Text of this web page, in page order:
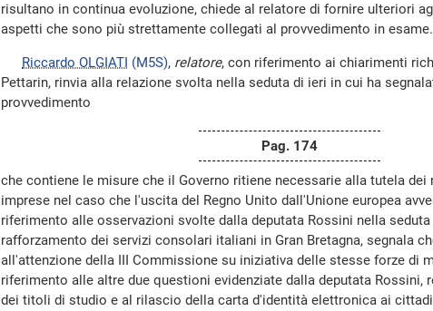
risultano in continua evoluzione, chiede al relatore di fornire ulteriori
aspetti che sono più strettamente collegati al provvedimento in esame.
Riccardo OLGIATI (M5S), relatore, con riferimento ai chiarimenti
Pettarin, rinvia alla relazione svolta nella seduta di ieri in cui ha
provvedimento
Pag. 174
che contiene le misure che il Governo ritiene necessarie alla tutela
imprese nel caso che l'uscita del Regno Unito dall'Unione europea
riferimento alle osservazioni svolte dalla deputata Rossini nella
rafforzamento dei servizi consolari italiani in Gran Bretagna, segnala
all'attenzione della III Commissione su iniziativa delle stesse forze di
riferimento alle altre due questioni evidenziate dalla deputata Rossini,
dei titoli di studio e al rilascio della carta d'identità elettronica ai